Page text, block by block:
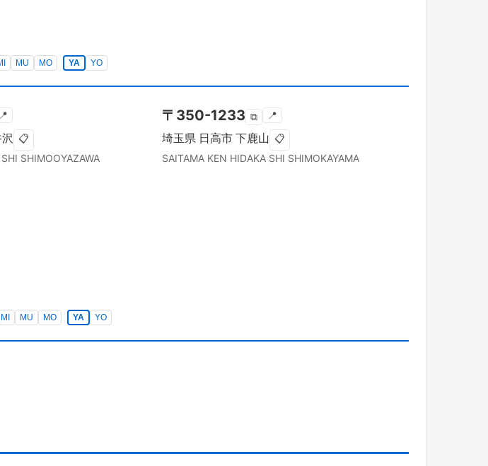
MU MO YA YO
📍
📋
SHIMOOYAZAWA
〒 350-1233 ⧉ 📍
埼玉県 日高市 下鹿山 📋
SAITAMA KEN HIDAKA SHI SHIMOKAYAMA
MI MU MO YA YO